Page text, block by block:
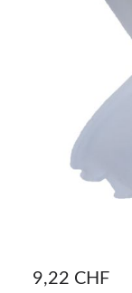
9,22 CHF